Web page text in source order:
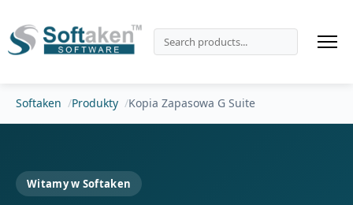
Softaken Produkty Kopia Zapasowa G Suite
Witamy w Softaken